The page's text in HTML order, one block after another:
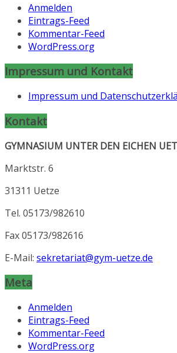
Anmelden
Eintrags-Feed
Kommentar-Feed
WordPress.org
Impressum und Kontakt
Impressum und
Kontakt
GYMNASIUM UNTER DEN EICHEN
Marktstr. 6
31311 Uetze
Tel. 05173/982610
Fax 05173/982616
E-Mail: sekretariat@gym-uetze.de
Meta
Anmelden
Eintrags-Feed
Kommentar-Feed
WordPress.org